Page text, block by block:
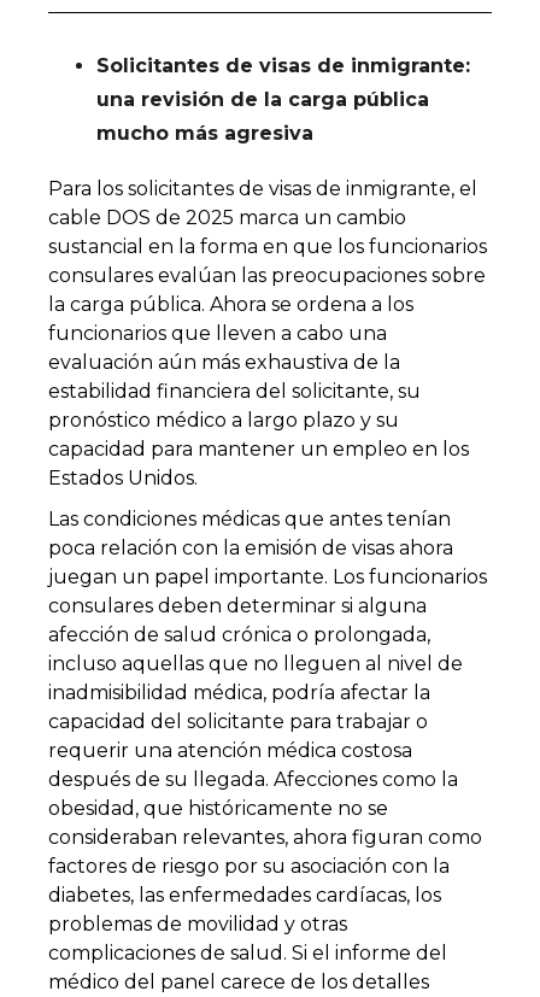
Solicitantes de visas de inmigrante:
una revisión de la carga pública
mucho más agresiva
Para los solicitantes de visas de inmigrante, el
cable DOS de 2025 marca un cambio
sustancial en la forma en que los funcionarios
consulares evalúan las preocupaciones sobre
la carga pública. Ahora se ordena a los
funcionarios que lleven a cabo una
evaluación aún más exhaustiva de la
estabilidad financiera del solicitante, su
pronóstico médico a largo plazo y su
capacidad para mantener un empleo en los
Estados Unidos.
Las condiciones médicas que antes tenían
poca relación con la emisión de visas ahora
juegan un papel importante. Los funcionarios
consulares deben determinar si alguna
afección de salud crónica o prolongada,
incluso aquellas que no lleguen al nivel de
inadmisibilidad médica, podría afectar la
capacidad del solicitante para trabajar o
requerir una atención médica costosa
después de su llegada. Afecciones como la
obesidad, que históricamente no se
consideraban relevantes, ahora figuran como
factores de riesgo por su asociación con la
diabetes, las enfermedades cardíacas, los
problemas de movilidad y otras
complicaciones de salud. Si el informe del
médico del panel carece de los detalles